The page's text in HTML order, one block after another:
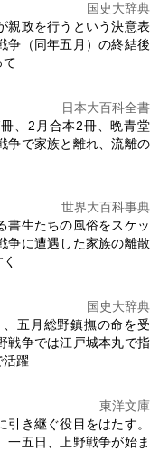
国史大辞典
親政を行うという決意表
争 （同年五月）の終結後
て
日本大百科全書
、2月合本2冊、晩青堂
争で家族と離れ、流離の
世界大百科事典
書生たちの風俗をスケッ
争に遭遇した家族の離散
国史大辞典
五月総野鎮撫の命を受
戦争では江戸城本丸で指
活躍
東洋文庫
き継ぐ役目をはたす。
五日、
上野戦争が始ま